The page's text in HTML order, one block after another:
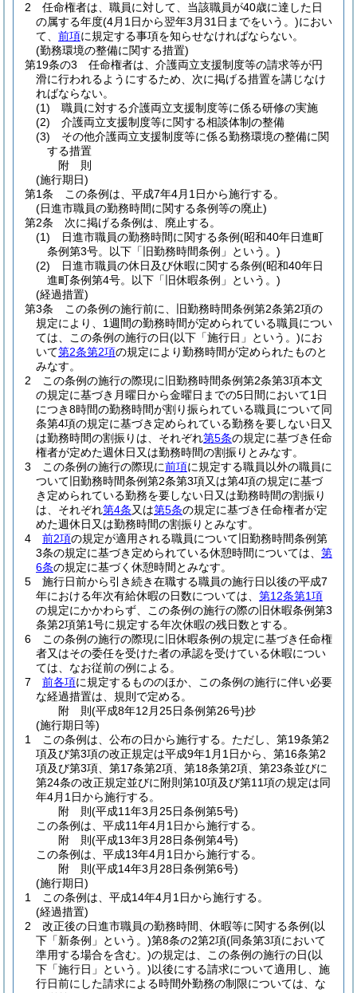
2
任命権者は、職員に対して、当該職員が40歳に達した日
の属する年度(4月1日から翌年3月31日までをいう。)におい
て、 前項に規定する事項を知らせなければならない。
(勤務環境の整備に関する措置)
第19条の3
任命権者は、介護両立支援制度等の請求等が円
滑に行われるようにするため、次に掲げる措置を講じなけ
ればならない。
(1)
職員に対する介護両立支援制度等に係る研修の実施
(2)
介護両立支援制度等に関する相談体制の整備
(3)
その他介護両立支援制度等に係る勤務環境の整備に関
する措置
附 則
(施行期日)
第1条
この条例は、平成7年4月1日から施行する。
(日進市職員の勤務時間に関する条例等の廃止)
第2条
次に掲げる条例は、廃止する。
(1)
日進市職員の勤務時間に関する条例(昭和40年日進町
条例第3号。以下「旧勤務時間条例」という。)
(2)
日進市職員の休日及び休暇に関する条例(昭和40年日
進町条例第4号。以下「旧休暇条例」という。)
(経過措置)
第3条
この条例の施行前に、旧勤務時間条例第2条第2項の
規定により、1週間の勤務時間が定められている職員につい
ては、この条例の施行の日(以下「施行日」という。)にお
いて第2条第2項の規定により勤務時間が定められたものと
みなす。
2
この条例の施行の際現に旧勤務時間条例第2条第3項本文
の規定に基づき月曜日から金曜日までの5日間において1日
につき8時間の勤務時間が割り振られている職員について同
条第4項の規定に基づき定められている勤務を要しない日又
は勤務時間の割振りは、それぞれ第5条の規定に基づき任命
権者が定めた週休日又は勤務時間の割振りとみなす。
3
この条例の施行の際現に前項に規定する職員以外の職員に
ついて旧勤務時間条例第2条第3項又は第4項の規定に基づ
き定められている勤務を要しない日又は勤務時間の割振り
は、それぞれ第4条又は第5条の規定に基づき任命権者が定
めた週休日又は勤務時間の割振りとみなす。
4
前2項の規定が適用される職員について旧勤務時間条例第
3条の規定に基づき定められている休憩時間については、 第
6条の規定に基づく休憩時間とみなす。
5
施行日前から引き続き在職する職員の施行日以後の平成7
年における年次有給休暇の日数については、 第12条第1項
の規定にかかわらず、この条例の施行の際の旧休暇条例第3
条第2項第1号に規定する年次休暇の残日数とする。
6
この条例の施行の際現に旧休暇条例の規定に基づき任命権
者又はその委任を受けた者の承認を受けている休暇につい
ては、なお従前の例による。
7
前各項に規定するもののほか、この条例の施行に伴い必要
な経過措置は、規則で定める。
附 則(平成8年12月25日条例第26号)抄
(施行期日等)
1
この条例は、公布の日から施行する。 ただし、第19条第2
項及び第3項の改正規定は平成9年1月1日から、第16条第2
項及び第3項、第17条第2項、第18条第2項、第23条並びに
第24条の改正規定並びに附則第10項及び第11項の規定は同
年4月1日から施行する。
附 則(平成11年3月25日条例第5号)
この条例は、平成11年4月1日から施行する。
附 則(平成13年3月28日条例第4号)
この条例は、平成13年4月1日から施行する。
附 則(平成14年3月28日条例第6号)
(施行期日)
1
この条例は、平成14年4月1日から施行する。
(経過措置)
2
改正後の日進市職員の勤務時間、休暇等に関する条例(以
下「新条例」という。)第8条の2第2項(同条第3項において
準用する場合を含む。)の規定は、この条例の施行の日(以
下「施行日」という。)以後にする請求について適用し、施
行日前にした請求による時間外勤務の制限については、な